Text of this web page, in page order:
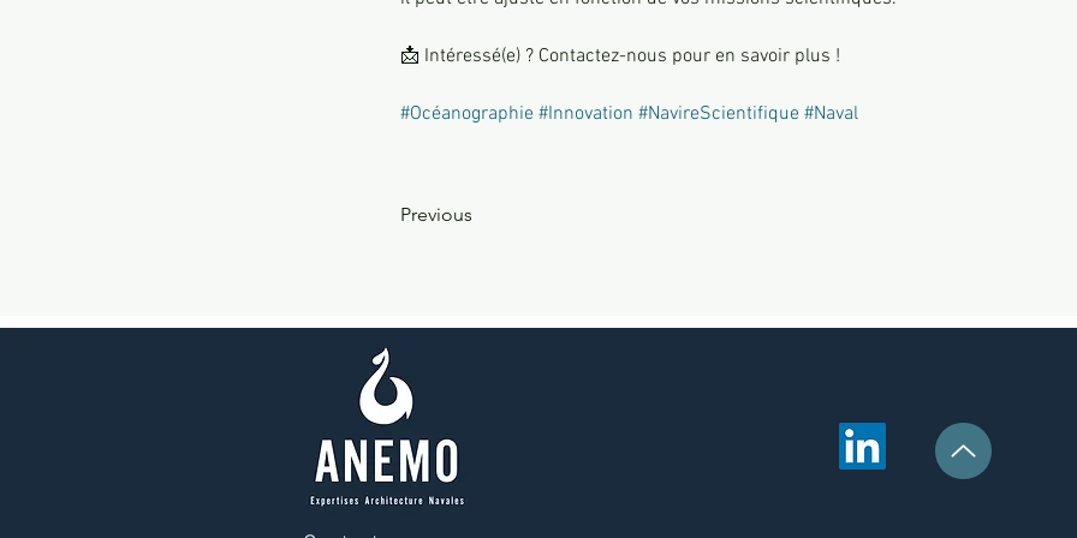
📩 Intéressé(e) ? Contactez-nous pour en savoir plus !
#Océanographie #Innovation #NavireScientifique #Naval
Previous